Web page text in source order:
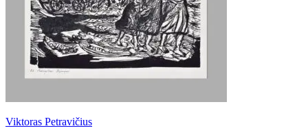
Viktoras Petravičius